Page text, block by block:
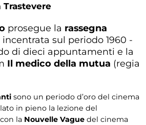
Trastevere
prosegue la rassegna
incentrata sul periodo 1960 -
di dieci appuntamenti e la
Il medico della mutua (regia
sono un periodo d’oro del cinema
in pieno la lezione del
la Nouvelle Vague del cinema